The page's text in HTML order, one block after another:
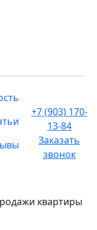
+7 (903) 170-
13-84
Заказать
звонок
квартиры